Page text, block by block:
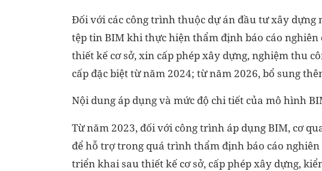
Đối với các công trình thuộc dự án đầu tư xây dựng
tệp tin BIM khi thực hiện thẩm định báo cáo
thiết kế cơ sở, xin cấp phép xây dựng, nghiệm thu
cấp đặc biệt từ năm 2024; từ năm 2026, bổ sung
Nội dung áp dụng và mức độ chi tiết của mô hình
Từ năm 2023, đối với công trình áp dụng BIM, cơ
để hỗ trợ trong quá trình thẩm định báo cáo
triển khai sau thiết kế cơ sở, cấp phép xây dựng,